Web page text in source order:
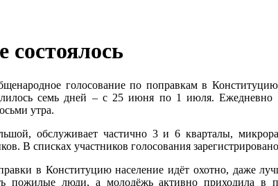
состоялось
голосование по поправкам в
семь дней – с 25 июня по 1 июля. Ежедневно
утра.
обслуживает частично 3 и 6 кварталы,
В списках участников голосования
в Конституцию население идёт охотно, даже
пожилые люди, а молодёжь активно приходила в